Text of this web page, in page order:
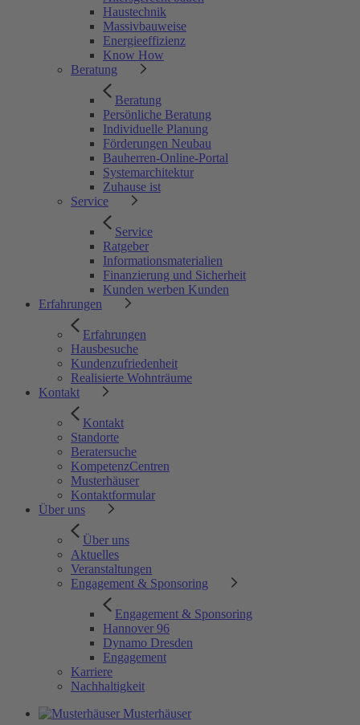
Haustechnik
Massivbauweise
Energieeffizienz
Know How
Beratung
Beratung
Persönliche Beratung
Individuelle Planung
Förderungen Neubau
Bauherren-Online-Portal
Systemarchitektur
Zuhause ist
Service
Service
Ratgeber
Informationsmaterialien
Finanzierung und Sicherheit
Kunden werben Kunden
Erfahrungen
Erfahrungen
Hausbesuche
Kundenzufriedenheit
Realisierte Wohnträume
Kontakt
Kontakt
Standorte
Beratersuche
KompetenzCentren
Musterhäuser
Kontaktformular
Über uns
Über uns
Aktuelles
Veranstaltungen
Engagement & Sponsoring
Engagement & Sponsoring
Hannover 96
Dynamo Dresden
Engagement
Karriere
Nachhaltigkeit
Musterhäuser